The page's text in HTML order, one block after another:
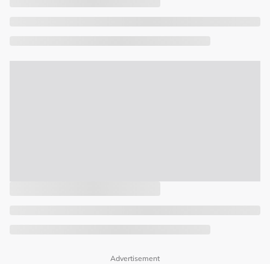
Advertisement